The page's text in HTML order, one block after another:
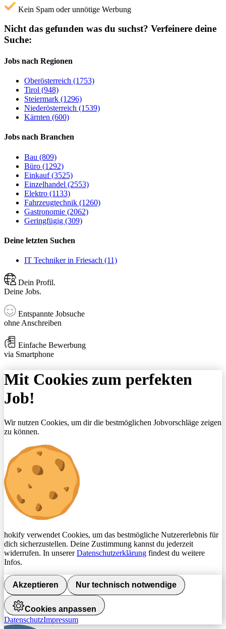
Kein Spam oder unnötige Werbung
Nicht das gefunden was du suchst? Verfeinere deine
Suche:
Jobs nach Regionen
Oberösterreich (1753)
Tirol (948)
Steiermark (1296)
Niederösterreich (1539)
Kärnten (600)
Jobs nach Branchen
Bau (809)
Büro (1292)
Einkauf (3525)
Einzelhandel (2553)
Elektro (1133)
Fahrzeugtechnik (1260)
Gastronomie (2062)
Geringfügig (309)
Deine letzten Suchen
IT Techniker in Friesach (11)
Dein Profil.
Deine Jobs.
Entspannte Jobsuche
ohne Anschreiben
Einfache Bewerbung
via Smartphone
Mit Cookies zum perfekten
Job!
Wir nutzen Cookies, um dir die bestmöglichen Jobvorschläge zeigen
zu können.
hokify verwendet Cookies, um das bestmögliche Nutzererlebnis für
dich sicherzustellen. Deine Zustimmung kannst du jederzeit
widerrufen. In unsererDatenschutzerklärung findest du weitere
Infos.
Akzeptieren Nur technisch notwendige
Cookies anpassen
DatenschutzImpressum